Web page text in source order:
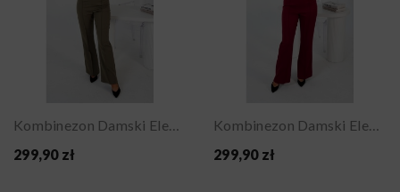
Kombinezon Damski Elegancki Militarny Z...
299,90 zł
Kombinezon Damski Elegancki Militarny Z...
299,90 zł